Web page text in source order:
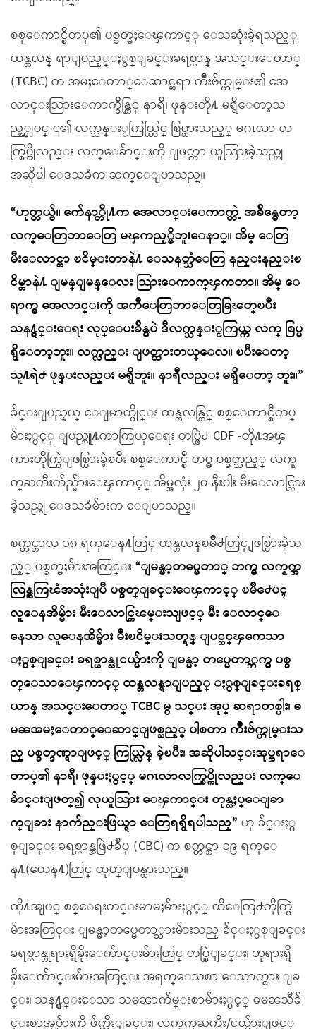
စစ္ေကာင္စီတပ္၏ ပစ္ခတ္မႈေၾကာင့္ ေသဆုံးခဲ့ရသည့္
ထန္တလန္ ရာျပည့္ႏွစ္ျခင္းခရစ္ယာန္ အသင္းေတာ္
(TCBC) က အမႈေတာ္ေဆာင္ဆရာ က်ဳံးဗ်က္ဟုမ္း၏ အေ
လာင္းသြားေကာက္ခ်ိန္တြင္ နာရီ၊ ဖုန္းတို႔ မရွိေတာ့သ
ည့္အျပင္ ၎၏ လက္သန္းႂကြယ္တြင္ စြပ္ထားသည့္ မဂၤလာ လ
က္စြပ္ကိုလည္း လက္ေခ်ာင္းကို ျဖတ္ကာ ယူသြားခဲ့သည္ဟု
အဆိုပါ ေဒသခံက ဆက္ေျပာသည္။
“ဟုတ္တယ္ဗ်။ က်ေနာ္တို႔က အေလာင္းေကာက္တဲ့ အခ်ိန္မွေတာ့
လက္ေတြဘာေတြ မၾကည့္မိဘူးေနာ္။ အိမ္ ေတြ
မီးေလာင္တာ ၿငိမ္းတာနဲ႔ ေသနတ္သံေတြ နည္းနည္းၿ
ငိမ္တာနဲ႔ ျမန္ျမန္ေလး သြားေကာက္ၾကတာ။ အိမ္ ေ
ရာက္မွ အေလာင္းကို အက်ီေတြဘာေတြခြၽတ္ၿပီး
သန႔္ရွင္းေရး လုပ္ေပးခ်ိန္မွပဲ ဒီလက္သန္းႂကြယ္က လက္ စြပ္မ
ရွိေတာ့ဘူး။ လက္လည္း ျဖတ္ထားတယ္ေလ။ ၿပီးေတာ့
သူ႔ရဲ႕ ဖုန္းလည္း မရွိဘူး။ နာရီလည္း မရွိေတာ့ ဘူး။”
ခ်င္းျပည္နယ္ ေျမာက္ပိုင္း ထန္တလန္တြင္ စစ္ေကာင္စီတပ္
မ်ားႏွင့္ ျပည္သူ႔ကာကြယ္ေရး တပ္ဖြဲ႕ CDF -တို႔အၾ
ကားတိုက္ပြဲျဖစ္ပြားခဲ့ၿပီး စစ္ေကာင္စီ တပ္မွ ပစ္ခတ္သည့္ လက္န
က္ႀကီးက်ည္မ်ားေၾကာင့္ အိမ္အလုံး ၂၀ နီးပါး မီးေလာင္သြား
ခဲ့သည္ဟု ေဒသခံမ်ားက ေျပာသည္။
စက္တင္ဘာလ ၁၈ ရက္ေန႔တြင္ ထန္တလန္ၿမိဳ႕တြင္ ျဖစ္ပြားခဲ့သ
ည့္ ပစ္ခတ္မႈမ်ားအတြင္း “ျမန္မာ့တပ္မေတာ္ ဘက္မွ လက္နက္အ
လြန္အကြၽံအသုံးျပဳ ပစ္ခတ္ျခင္းေၾကာင့္ ၿမိဳ႕ေပၚ
လူေနအိမ္မ်ား မီးေလာင္ကြၽမ္းသျဖင့္ မီး ေလာင္ေ
နေသာ လူေနအိမ္မ်ား မီးၿငိမ္းသတ္ရန္ ျပင္ဆင္ၾကေသာ
ႏွစ္ျခင္း ခရစ္ယာန္လူငယ္မ်ားကို ျမန္မာ့ တပ္မေတာ္ဘက္မွ ပစ္ခ
တ္ေသာေၾကာင့္ ထန္တလန္ရာျပည့္ ႏွစ္ျခင္းခရစ္
ယာန္ အသင္းေတာ္ TCBC မွ သင္း အုပ္ ဆရာတစ္ပါး၊ ဓ
မၼအမႈေတာ္ေဆာင္ျဖစ္သည့္ ပါစတာ က်ဳံးဗ်က္ဟုမ္းသ
ည္ ပစ္ခတ္ဒဏ္ရာျဖင့္ ကြယ္လြန္ ခဲ့ၿပီး၊ အဆိုပါသင္းအုပ္ဆရာေ
တာ္၏ နာရီ၊ ဖုန္းႏွင့္ မဂၤလာလက္စြပ္ကိုလည္း လက္ေ
ခ်ာင္းျဖတ္၍ လုယူသြား ေၾကာင္း တုန္လႈပ္ေျခာ
က္ျခား နာက်ည္းဖြယ္ရာ ေတြရရွိရပါသည္” ဟု ခ်င္းႏွ
စ္ျခင္း ခရစ္ယာန္အဖြဲ႕ခ်ဳပ္ (CBC) က စက္တင္ဘာ ၁၉ ရက္ေ
န႔(ယေန႔)တြင္ ထုတ္ျပန္ထားသည္။
ထို႔အျပင္ စစ္ေရးတင္းမာမႈမ်ားႏွင့္ ထိေတြ႕တိုက္ပြဲ
မ်ားအတြင္း ျမန္မာ့တပ္မေတာ္သားမ်ားသည္ ခ်င္းႏွစ္ျခင္း
ခရစ္ယာန္ဘုရားရွိခိုးေက်ာင္းမ်ားတြင္ တပ္စြဲျခင္း၊ ဘုရားရွိ
ခိုးေက်ာင္းမ်ားအတြင္း အရက္ေသစာ ေသာက္စား ျခ
င္း၊ သန႔္ရွင္းေသာ သမၼာက်မ္းစာမ်ားႏွင့္ ဓမၼသီခ်
င္းစာအုပ္မ်ားကို ဖ်က္ဆီးျခင္း၊ လက္နက္ႀကီး/ငယ္မ်ားျဖင့္